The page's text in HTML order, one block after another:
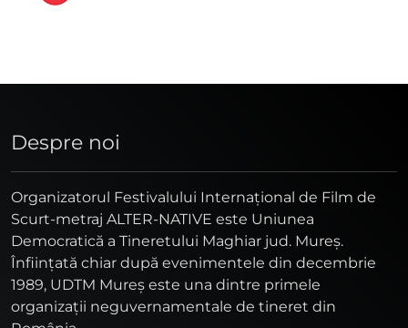
Despre noi
Organizatorul Festivalului Internaţional de Film de
Scurt-metraj ALTER-NATIVE este Uniunea
Democratică a Tineretului Maghiar jud. Mureş.
Înfiinţată chiar după evenimentele din decembrie
1989, UDTM Mureş este una dintre primele
organizaţii neguvernamentale de tineret din